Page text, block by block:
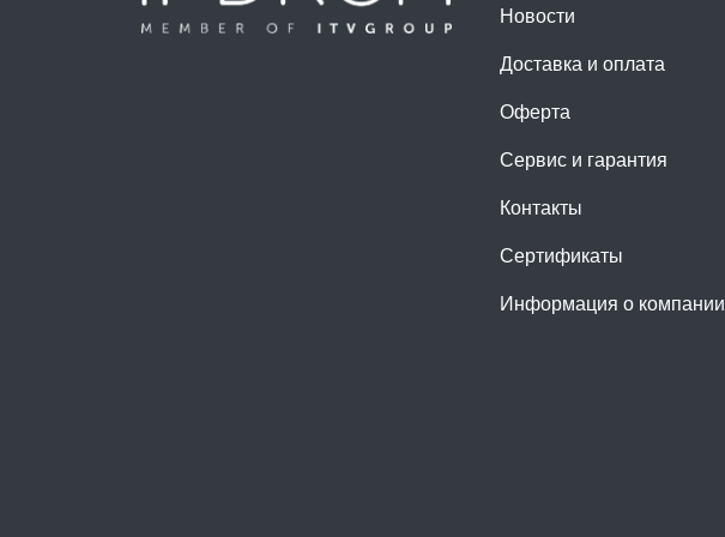
Новости
Доставка и оплата
Оферта
Сервис и гарантия
Контакты
Сертификаты
Информация о компании